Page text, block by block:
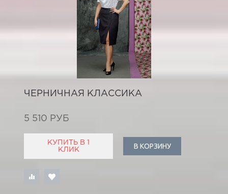
ЧЕРНИЧНАЯ КЛАССИКА
5 510 РУБ
КУПИТЬ В 1
КЛИК
В КОРЗИНУ